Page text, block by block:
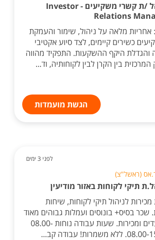
מנהל /ת קשרי משקיעים - Investor
Relations
מלאה על ניהול, שימור והעמקת
כשירים קיימים, לצד סיוע אקטיבי
והגדלת היקף ההשקעות. התפקיד מהווה
בין הקרן לבין לקוחותיה, וד...
הגשת מועמדות
לפני 3 ימים
(ראשל"צ)
תיקי לקוחות באזור מודיעין
לניהול תיקי לקוחות, שיחות
שכר בסיס+ בונוסים ועמלות גבוהים מאוד
על עמידה ביעדים ומכירות. שעות עבודה נוחות 08.00-